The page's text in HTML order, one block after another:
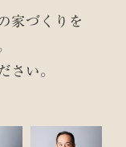
家づくりを
さい。